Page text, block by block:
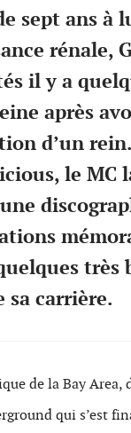
sept ans à
rénale,
il y a
après
d’un
le MC
très
sa carrière.
de la Bay Area,
qui s’est